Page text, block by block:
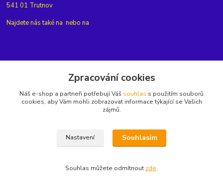
541 01 Trutnov
Najdete nás také na nebo na
+420775654704
Zpracování cookies
Náš e-shop a partneři potřebují Váš souhlas s použitím souborů
cookies, aby Vám mohli zobrazovat informace týkající se Vašich
zájmů.
Nastavení Souhlasím
Souhlas můžete odmítnout zde.